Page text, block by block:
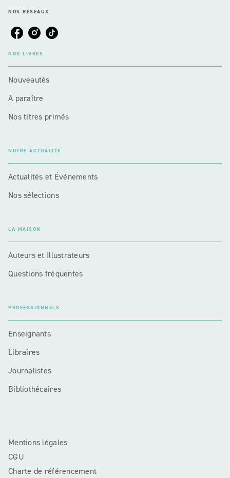
NOS RÉSEAUX
NOS LIVRES
Nouveautés
A paraître
Nos titres primés
NOTRE ACTUALITÉ
Actualités et Événements
Nos sélections
LA MAISON
Auteurs et Illustrateurs
Questions fréquentes
PROFESSIONNELS
Enseignants
Libraires
Journalistes
Bibliothécaires
Mentions légales
CGU
Charte de référencement